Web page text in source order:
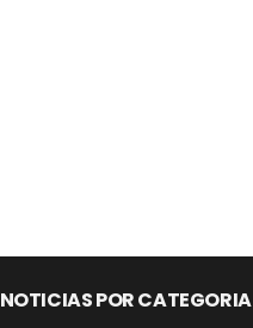
NOTICIAS POR CATEGORIA